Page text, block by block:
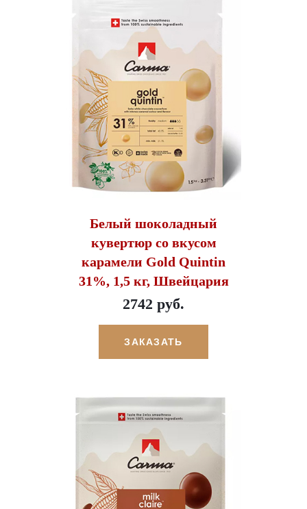
Белый шоколадный
кувертюр со вкусом
карамели Gold Quintin
31%, 1,5 кг, Швейцария
2742 руб.
ЗАКАЗАТЬ